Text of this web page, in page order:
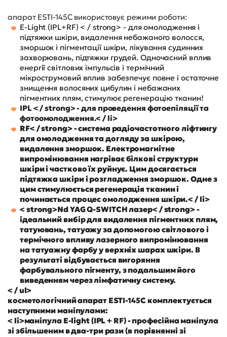
апарат ESTI-145C використовує режими роботи:
E-Light (IPL+RF) < / strong> - для омолодження і
підтяжки шкіри, видалення небажаного волосся,
зморшок і пігментації шкіри, лікування судинних
захворювань, підтяжки грудей. Одночасний вплив
енергії світлових імпульсів і термічний
мікрострумовий вплив забезпечує повне і остаточне
знищення волосяних цибулин і небажаних
пігментних плям, стимулює регенерацію тканин!
IPL < / strong> - для проведення фотоепіляції та
фотоомолодження.< / li>
RF< / strong> - система радіочастотного ліфтингу
для омолодження та догляду за шкірою,
видалення зморшок. Електромагнітне
випромінювання нагріває білкові структури
шкіри і частково їх руйнує. Цим досягається
підтяжка шкіри і розгладження зморшок. Одне з
цим стимулюється регенерація тканин і
починається процес омолодження шкіри.< / li>
< strong>Nd YAG Q-SWITCH лазер< / strong> -
ідеальний вибір для видалення пігментних плям,
татуювань, татуажу за допомогою світлового і
термічного впливу лазерного випромінювання
на татуажну фарбу у верхніх шарах шкіри. В
результаті відбувається вигоряння
фарбувального пігменту, з подальшим його
виведенням через лімфатичну систему.
< / ul>
косметологічний апарат ESTI-145C комплектується
наступними маніпулами:
< li>маніпула E-light (IPL + RF) - професійна маніпула
зі збільшеним в два-три рази (в порівнянні зі